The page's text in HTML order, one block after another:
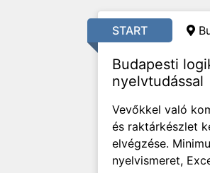
START
Budapesti
nyelvtudással
Vevőkkel való
és raktárkészlet
elvégzése.
nyelvismeret,